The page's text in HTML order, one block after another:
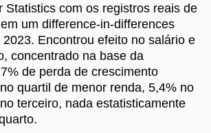
Statistics com os registros reais de
um difference-in-differences
Encontrou efeito no salário e
concentrado na base da
de perda de crescimento
quartil de menor renda, 5,4% no
terceiro, nada estatisticamente